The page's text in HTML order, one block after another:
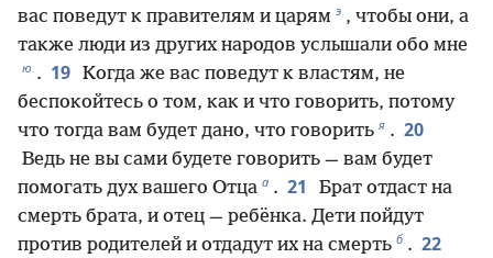
вас поведут к правителям и царям э , чтобы они, а
также люди из других народов услышали обо мне
ю . 19 Когда же вас поведут к властям, не
беспокойтесь о том, как и что говорить, потому
что тогда вам будет дано, что говорить я . 20
Ведь не вы сами будете говорить — вам будет
помогать дух вашего Отца а . 21
Брат отдаст на
смерть брата, и отец — ребёнка. Дети пойдут
против родителей и отдадут их на смерть б . 22